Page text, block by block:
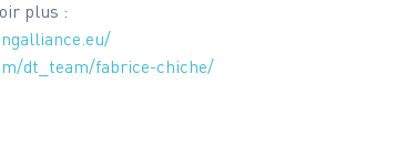
plus :
dt_team/fabrice-chiche/